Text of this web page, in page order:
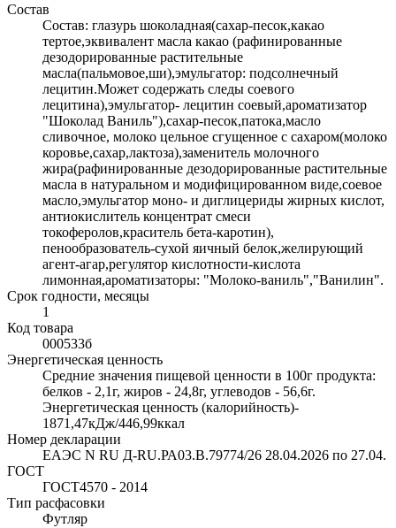
Состав
Состав: глазурь шоколадная(сахар-песок,какао
тертое,эквивалент масла какао (рафинированные
дезодорированные растительные
масла(пальмовое,ши),эмульгатор: подсолнечный
лецитин.Может содержать следы соевого
лецитина),эмульгатор- лецитин соевый,ароматизатор
"Шоколад Ваниль"),сахар-песок,патока,масло
сливочное, молоко цельное сгущенное с сахаром(молоко
коровье,сахар,лактоза),заменитель молочного
жира(рафинированные дезодорированные растительные
масла в натуральном и модифицированном виде,соевое
масло,эмульгатор моно- и диглицериды жирных кислот,
антиокислитель концентрат смеси
токоферолов,краситель бета-каротин),
пенообразователь-сухой яичный белок,желирующий
агент-агар,регулятор кислотности-кислота
лимонная,ароматизаторы: "Молоко-ваниль","Ванилин".
Срок годности, месяцы
1
Код товара
000533б
Энергетическая ценность
Средние значения пищевой ценности в 100г продукта:
белков - 2,1г, жиров - 24,8г, углеводов - 56,6г.
Энергетическая ценность (калорийность)-
1871,47кДж/446,99ккал
Номер декларации
ЕАЭС N RU Д-RU.РА03.В.79774/26 28.04.2026 по 27.04.
ГОСТ
ГОСТ4570 - 2014
Тип расфасовки
Футляр